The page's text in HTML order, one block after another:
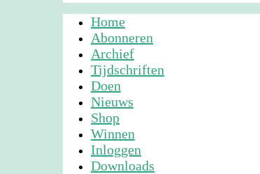
Home
Abonneren
Archief
Tijdschriften
Doen
Nieuws
Shop
Winnen
Inloggen
Downloads